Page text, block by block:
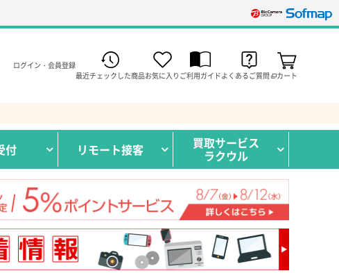
ログイン・会員登録
最近チェックした商品お気に入り ご利用ガイドよくあるご質問 カート
付 リモート接客 買取サービス
ラクウル